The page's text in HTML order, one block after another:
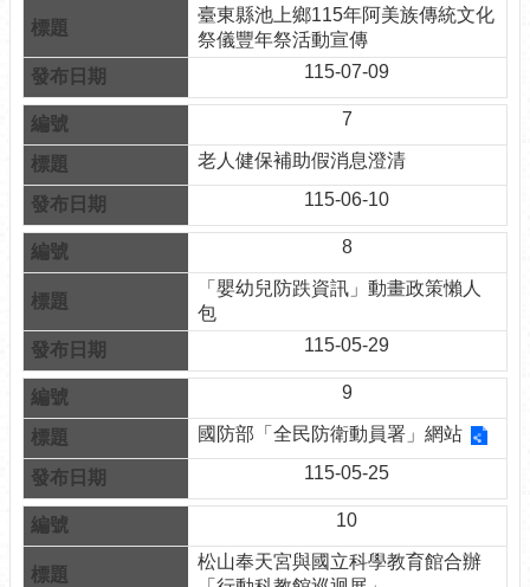
救
災
資
訊
網
（The
Information
of
Disaster
Prevention）
觀
休
閒
網
網
相
連
申
請
臺東縣池上鄉115年阿美族傳統文化
祭儀豐年祭活動宣傳
115-07-09
7
老人健保補助假消息澄清
115-06-10
8
「嬰幼兒防跌資訊」動畫政策懶⼈
包
115-05-29
9
國防部「全民防衛動員署」網站
115-05-25
10
松山奉天宮與國立科學教育館合辦